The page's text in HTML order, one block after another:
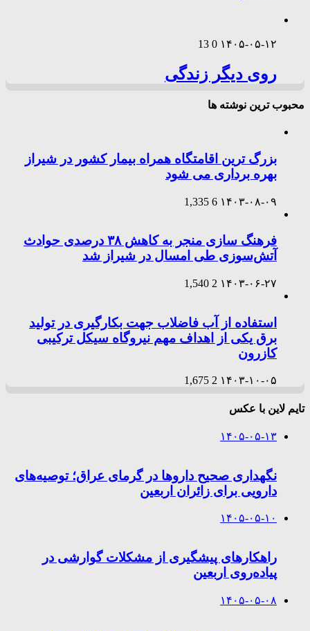
۱۴۰۵-۰۵-۱۲ 0
13
روی دیگر زندگی
محبوب ترین نوشته ها
بزرگ ترین اقامتگاه همراه بیمار کشور در شیراز
بهره برداری می شود
۱۴۰۳-۰۸-۰۹ 6
1,335
فرهنگ سازی منجر به کاهش ۳۸ درصدی حوادث
آتش‌سوزی طی امسال در شیراز شد
۱۴۰۳-۰۶-۲۷ 2
1,540
استفاده از آب فاضلاب جهت بکارگیری در تولید
برق یکی از اهداف مهم نیروگاه سیکل ترکیبی
کازرون
۱۴۰۳-۱۰-۰۵ 2
1,675
تایم لاین با عکس
۱۴۰۵-۰۵-۱۳
نگهداری صحیح داروها در گرمای عراق؛ توصیه‌های
دارویی برای زائران اربعین
۱۴۰۵-۰۵-۱۰
راهکارهای پیشگیری از مشکلات گوارشی در
پیاده‌روی اربعین
۱۴۰۵-۰۵-۰۸